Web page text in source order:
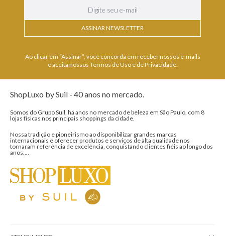
ASSINAR NEWSLETTER
Ao clicar em “Assinar”, você concorda em receber nossos e-mails
e aceita nossos Termos de Uso e de Privacidade.
ShopLuxo by Suil - 40 anos no mercado.
Somos do Grupo Suil, há anos no mercado de beleza em São Paulo, com 8
lojas físicas nos principais shoppings da cidade.
Nossa tradição e pioneirismo ao disponibilizar grandes marcas
internacionais e oferecer produtos e serviços de alta qualidade nos
tornaram referência de excelência, conquistando clientes fiéis ao longo dos
anos....